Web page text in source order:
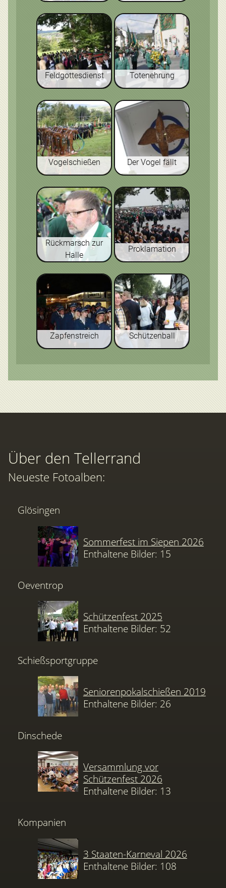
Feldgottesdienst Totenehrung
Vogelschießen Der Vogel fällt
Rückmarsch zur
Halle
Proklamation
Zapfenstreich Schützenball
Über den Tellerrand
Neueste Fotoalben:
Glösingen
Sommerfest im Siepen 2026
Enthaltene Bilder: 15
Oeventrop
Schützenfest 2025
Enthaltene Bilder: 52
Schießsportgruppe
Seniorenpokalschießen 2019
Enthaltene Bilder: 26
Dinschede
Versammlung vor
Schützenfest 2026
Enthaltene Bilder: 13
Kompanien
3 Staaten-Karneval 2026
Enthaltene Bilder: 108